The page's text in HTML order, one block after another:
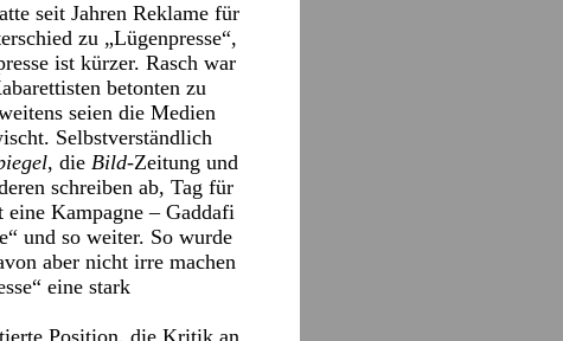
seit Jahren Reklame für
zu „Lügenpresse“,
ist kürzer. Rasch war
betonten zu
seien die Medien
Selbstverständlich
, die Bild-Zeitung und
schreiben ab, Tag für
Kampagne – Gaddafi
und so weiter. So wurde
aber nicht irre machen
eine stark
Position, die Kritik an